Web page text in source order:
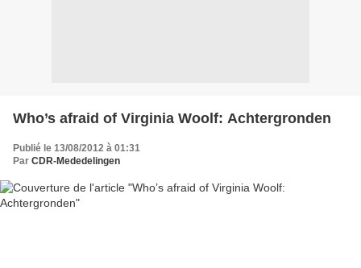
Who’s afraid of Virginia Woolf: Achtergronden
Publié le 13/08/2012 à 01:31
Par CDR-Mededelingen